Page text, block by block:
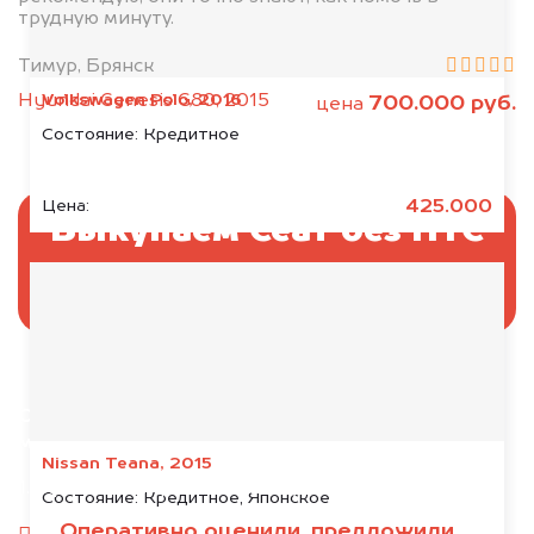
Volkswagen Polo, 2016
Состояние: Кредитное
Цена: 425.000
Nissan Teana, 2015
Состояние: Кредитное, Японское
трудную минуту.
Тимур, Брянск
Hyundai Genesis G80, 2015
цена 700.000 руб.
Выкупаем Сеат без ПТС
1. Сфотографируйте машину: